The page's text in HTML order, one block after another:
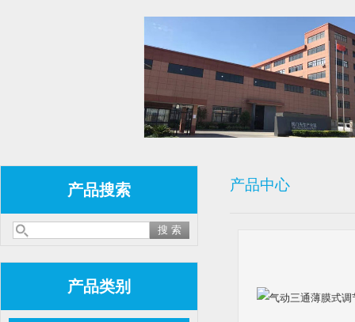
产品搜索
产品类别
产品中心